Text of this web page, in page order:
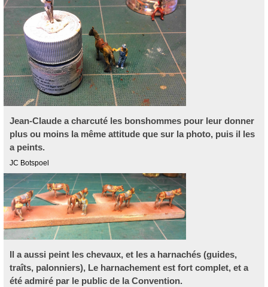
Jean-Claude a charcuté les bonshommes pour leur donner
plus ou moins la même attitude que sur la photo, puis il les
a peints.
JC Botspoel
Il a aussi peint les chevaux, et les a harnachés (guides,
traîts, palonniers), Le harnachement est fort complet, et a
été admiré par le public de la Convention.